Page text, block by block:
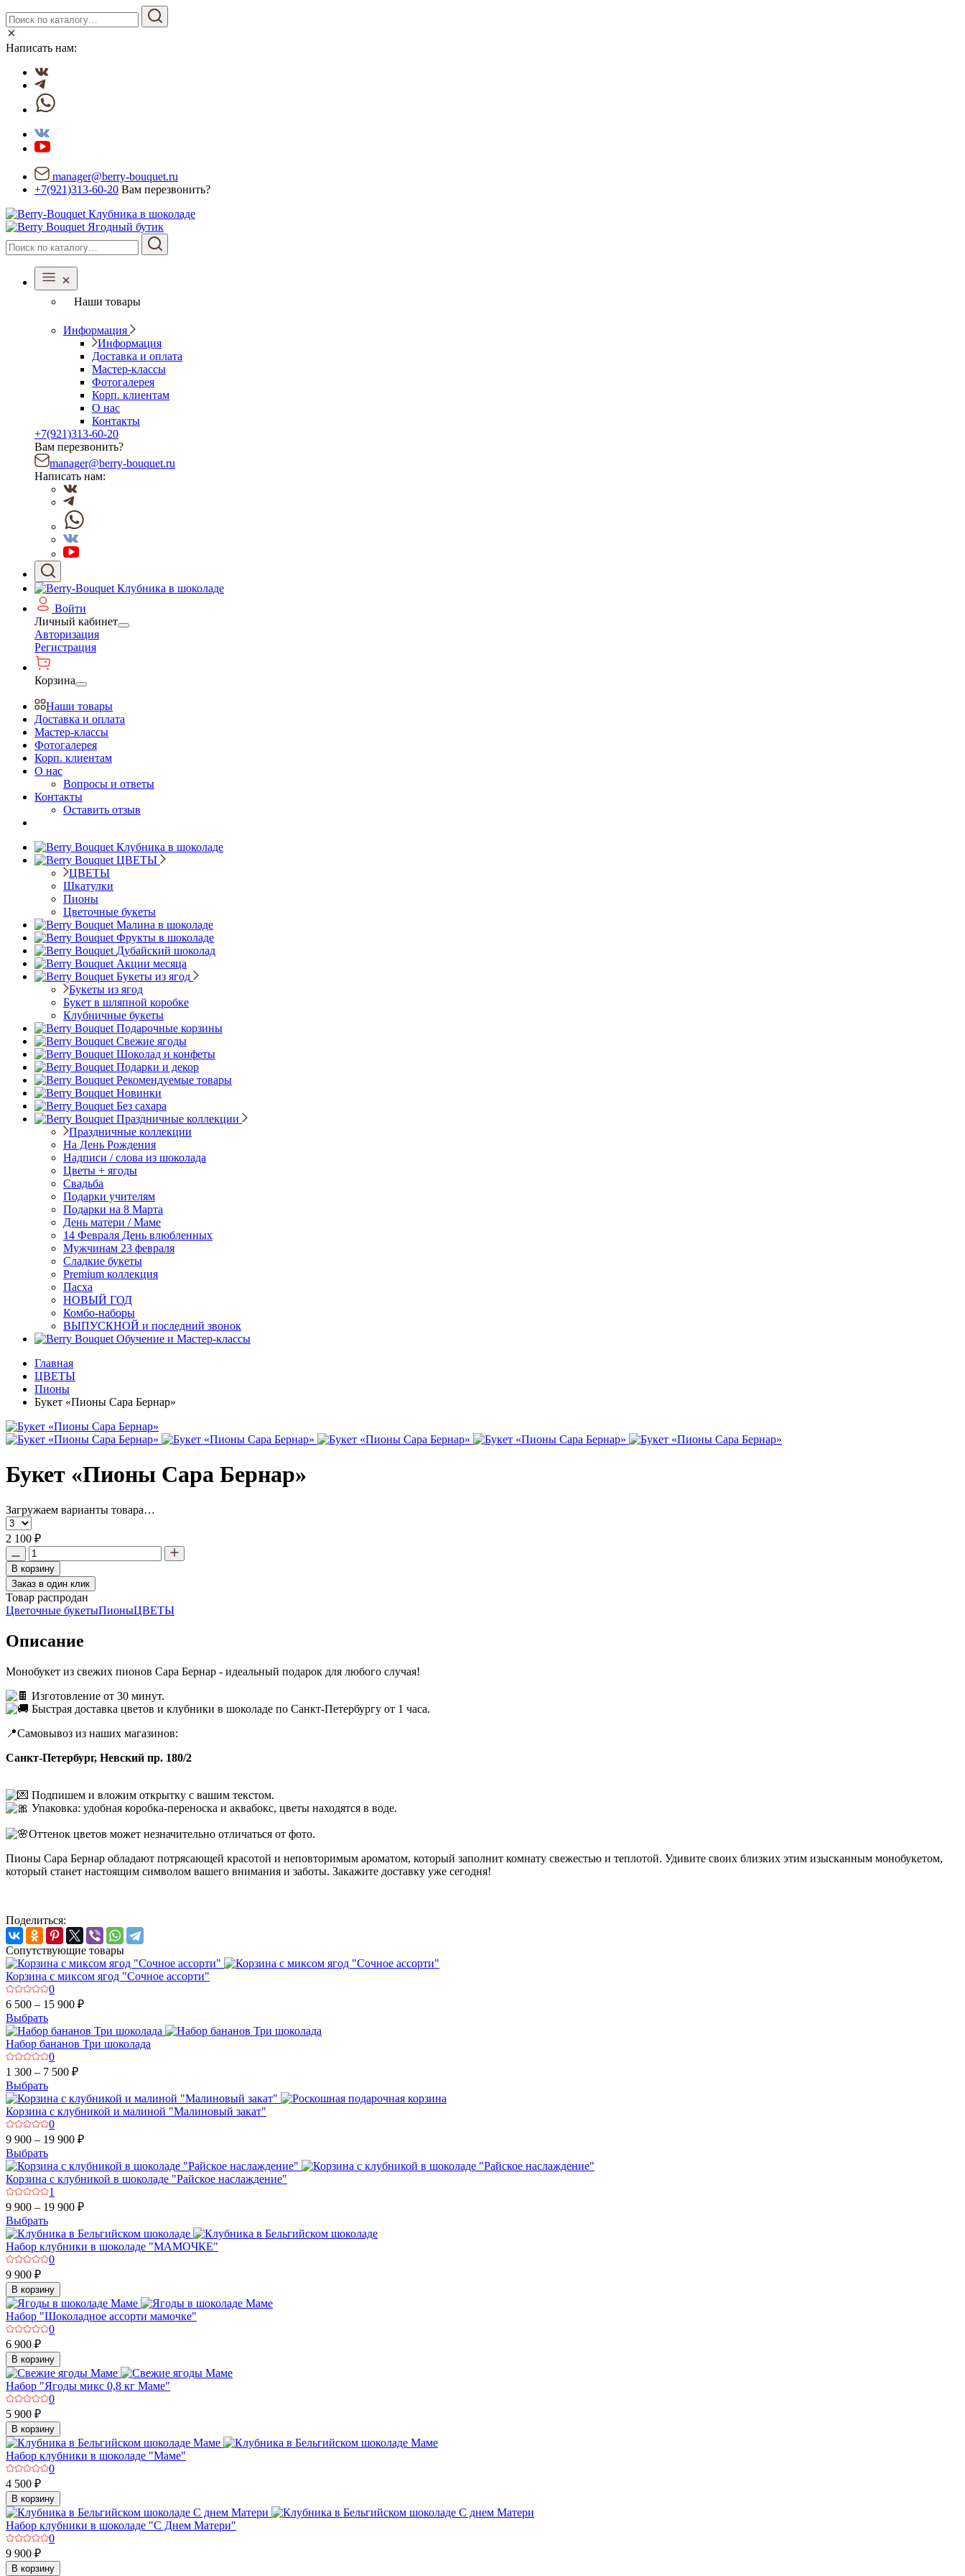
Написать нам:
manager@berry-bouquet.ru
+7(921)313-60-20 Вам перезвонить?
Ягодный бутик
Наши товары
Информация
Информация
Доставка и оплата
Мастер-классы
Фотогалерея
Корп. клиентам
О нас
Контакты
+7(921)313-60-20
Вам перезвонить?
manager@berry-bouquet.ru
Написать нам:
Войти
Личный кабинет
Авторизация
Регистрация
Корзина
Наши товары
Доставка и оплата
Мастер-классы
Фотогалерея
Корп. клиентам
О нас
Вопросы и ответы
Контакты
Оставить отзыв
Клубника в шоколаде
ЦВЕТЫ
ЦВЕТЫ
Шкатулки
Пионы
Цветочные букеты
Малина в шоколаде
Фрукты в шоколаде
Дубайский шоколад
Акции месяца
Букеты из ягод
Букеты из ягод
Букет в шляпной коробке
Клубничные букеты
Подарочные корзины
Свежие ягоды
Шоколад и конфеты
Подарки и декор
Рекомендуемые товары
Новинки
Без сахара
Праздничные коллекции
Праздничные коллекции
На День Рождения
Надписи / слова из шоколада
Цветы + ягоды
Свадьба
Подарки учителям
Подарки на 8 Марта
День матери / Маме
14 Февраля День влюбленных
Мужчинам 23 февраля
Сладкие букеты
Premium коллекция
Пасха
НОВЫЙ ГОД
Комбо-наборы
ВЫПУСКНОЙ и последний звонок
Обучение и Мастер-классы
Главная
ЦВЕТЫ
Пионы
Букет «Пионы Сара Бернар»
Букет «Пионы Сара Бернар»
Загружаем варианты товара…
2 100 ₽
В корзину
Заказ в один клик
Товар распродан
Цветочные букетыПионыЦВЕТЫ
Описание
Монобукет из свежих пионов Сара Бернар - идеальный подарок для любого случая!
Изготовление от 30 минут.
Быстрая доставка цветов и клубники в шоколаде по Санкт-Петербургу от 1 часа.
📍Самовывоз из наших магазинов:
Санкт-Петербург, Невский пр. 180/2
Подпишем и вложим открытку с вашим текстом.
Упаковка: удобная коробка-переноска и аквабокс, цветы находятся в воде.
Оттенок цветов может незначительно отличаться от фото.
Пионы Сара Бернар обладают потрясающей красотой и неповторимым ароматом, который заполнит комнату свежестью и теплотой. Удивите своих близких этим изысканным монобукетом,
который станет настоящим символом вашего внимания и заботы. Закажите доставку уже сегодня!
Поделиться:
Сопутствующие товары
Корзина с миксом ягод "Сочное ассорти"
0
6 500 – 15 900 ₽
Выбрать
Набор бананов Три шоколада
0
1 300 – 7 500 ₽
Выбрать
Корзина с клубникой и малиной "Малиновый закат"
0
9 900 – 19 900 ₽
Выбрать
Корзина с клубникой в шоколаде "Райское наслаждение"
1
9 900 – 19 900 ₽
Выбрать
Набор клубники в шоколаде "МАМОЧКЕ"
0
9 900 ₽
В корзину
Набор "Шоколадное ассорти мамочке"
0
6 900 ₽
В корзину
Набор "Ягоды микс 0,8 кг Маме"
0
5 900 ₽
В корзину
Набор клубники в шоколаде "Маме"
0
4 500 ₽
В корзину
Набор клубники в шоколаде "С Днем Матери"
0
9 900 ₽
В корзину